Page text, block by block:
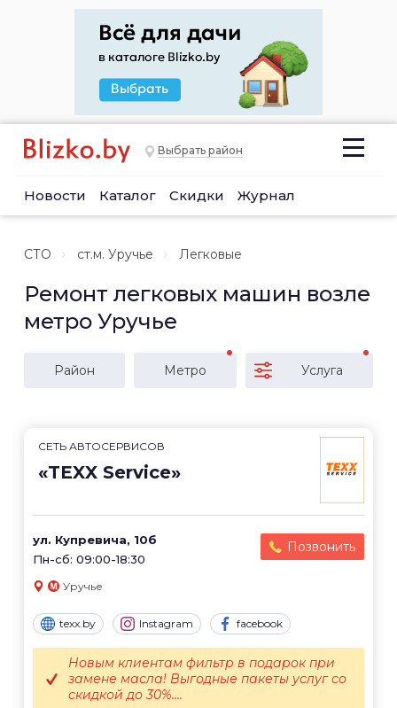
Выбрать район
Новости Каталог Скидки Журнал
СТО ст.м. Уручье Легковые
Ремонт легковых машин возле
метро Уручье
Район Метро Услуга
СЕТЬ АВТОСЕРВИСОВ
«TEXX Service»
ул. Купревича, 10б
Пн-сб: 09:00-18:30
Позвонить
Уручье
texx.by Instagram facebook
Новым клиентам фильтр в подарок при
замене масла! Выгодные пакеты услуг со
скидкой до 30%....